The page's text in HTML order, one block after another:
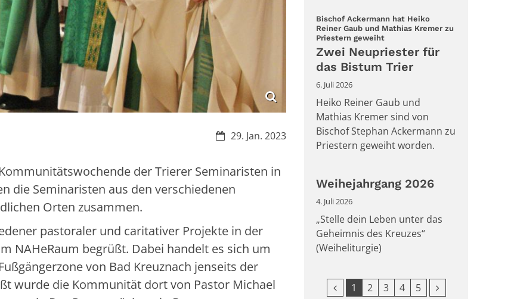
Datum:29. Jan. 2023
der Trierer Seminaristen in
die Seminaristen aus den verschiedenen
Orten zusammen.
pastoraler und caritativer Projekte in der
NAHeRaum begrüßt. Dabei handelt es sich um
von Bad Kreuznach jenseits der
wurde die Kommunität dort von Pastor Michael
Bischof Ackermann hat Heiko
Reiner Gaub und Mathias Kremer zu
Priestern geweiht:
Zwei Neupriester für
das Bistum Trier
6. Juli 2026
Heiko Reiner Gaub und
Mathias Kremer sind von
Bischof Stephan Ackermann zu
Priestern geweiht worden.
Weihejahrgang 2026
4. Juli 2026
„Stelle dein Leben unter das
Geheimnis des Kreuzes“
(Weiheliturgie)
Vorherige Seite
1 2 3 4 5 Nächste Seite